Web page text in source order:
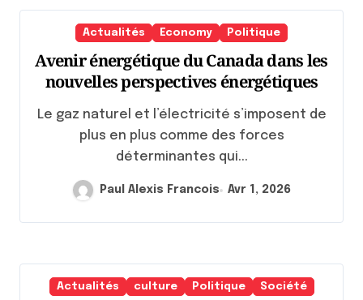
Actualités Economy Politique
Avenir énergétique du Canada dans les
nouvelles perspectives énergétiques
Le gaz naturel et l’électricité s’imposent de
plus en plus comme des forces
déterminantes qui...
Paul Alexis Francois Avr 1, 2026
Actualités culture Politique Société